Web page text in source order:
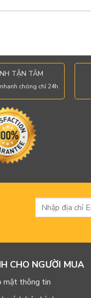
TẬN TÂM
chóng chỉ 24h
CHO NGƯỜI MUA
mật thông tin